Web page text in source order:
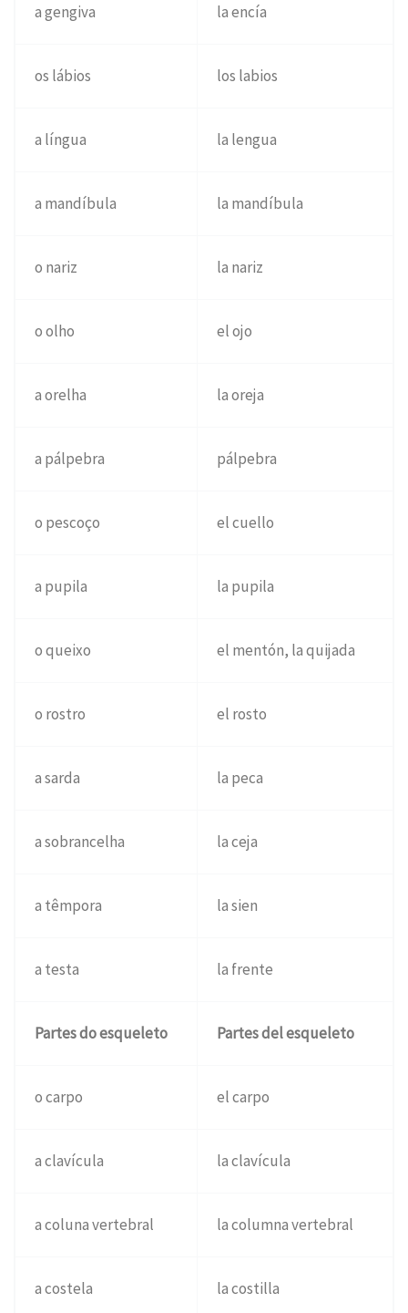
a gengiva la encía
os lábios los labios
a língua la lengua
a mandíbula la mandíbula
o nariz la nariz
o olho el ojo
a orelha la oreja
a pálpebra pálpebra
o pescoço el cuello
a pupila la pupila
o queixo el mentón, la quijada
o rostro el rosto
a sarda la peca
a sobrancelha la ceja
a têmpora la sien
a testa la frente
Partes do esqueleto Partes del esqueleto
o carpo el carpo
a clavícula la clavícula
a coluna vertebral la columna vertebral
a costela la costilla